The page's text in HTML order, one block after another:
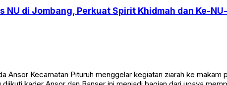
di Jombang, Perkuat Spirit Khidmah dan Ke-
Ansor Kecamatan Pituruh menggelar kegiatan ziarah ke